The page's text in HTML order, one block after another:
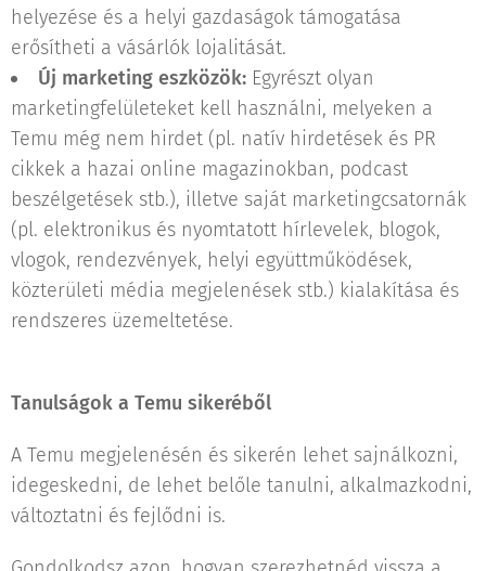
helyezése és a helyi gazdaságok támogatása
erősítheti a vásárlók lojalitását.
Új marketing eszközök: Egyrészt olyan
marketingfelületeket kell használni, melyeken a
Temu még nem hirdet (pl. natív hirdetések és PR
cikkek a hazai online magazinokban, podcast
beszélgetések stb.), illetve saját marketingcsatornák
(pl. elektronikus és nyomtatott hírlevelek, blogok,
vlogok, rendezvények, helyi együttműködések,
közterületi média megjelenések stb.) kialakítása és
rendszeres üzemeltetése.
Tanulságok a Temu sikeréből
A Temu megjelenésén és sikerén lehet sajnálkozni,
idegeskedni, de lehet belőle tanulni, alkalmazkodni,
változtatni és fejlődni is.